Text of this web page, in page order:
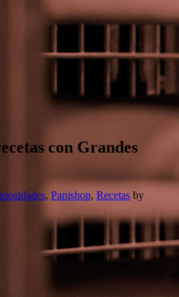
con Grandes
, Panishop, Recetas by